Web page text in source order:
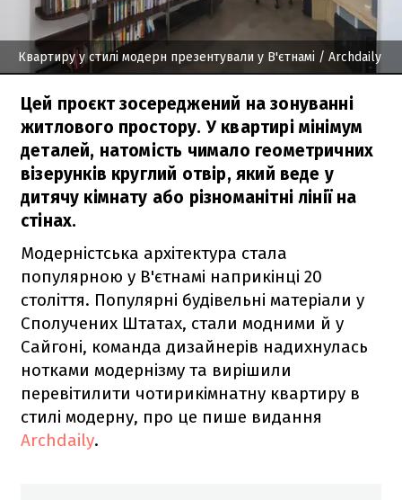
Квартиру у стилі модерн презентували у В'єтнамі / Archdaily
Цей проєкт зосереджений на зонуванні
житлового простору. У квартирі мінімум
деталей, натомість чимало геометричних
візерунків круглий отвір, який веде у
дитячу кімнату або різноманітні лінії на
стінах.
Модерністська архітектура стала
популярною у В'єтнамі наприкінці 20
століття. Популярні будівельні матеріали у
Сполучених Штатах, стали модними й у
Сайгоні, команда дизайнерів надихнулась
нотками модернізму та вирішили
перевітилити чотирикімнатну квартиру в
стилі модерну, про це пише видання
Archdaily.